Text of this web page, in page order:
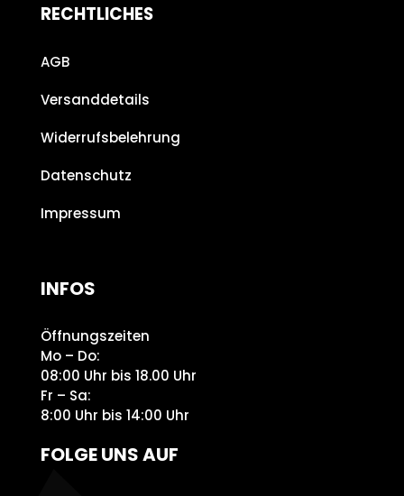
RECHTLICHES
AGB
Versanddetails
Widerrufsbelehrung
Datenschutz
Impressum
INFOS
Öffnungszeiten
Mo – Do:
08:00 Uhr bis 18.00 Uhr
Fr – Sa:
8:00 Uhr bis 14:00 Uhr
FOLGE UNS AUF